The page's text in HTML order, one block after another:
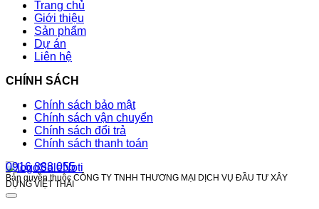
Trang chủ
Giới thiệu
Sản phẩm
Dự án
Liên hệ
CHÍNH SÁCH
Chính sách bảo mật
Chính sách vận chuyển
Chính sách đổi trả
Chính sách thanh toán
0916 888 055
Bản quyền thuộc CÔNG TY TNHH THƯƠNG MẠI DỊCH VỤ ĐẦU TƯ XÂY
DỰNG VIỆT THÁI